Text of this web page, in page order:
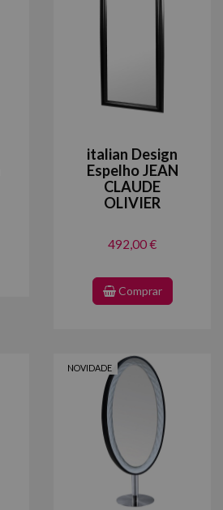
italian Design
Espelho JEAN
CLAUDE
OLIVIER
492,00 €
Comprar
NOVIDADE